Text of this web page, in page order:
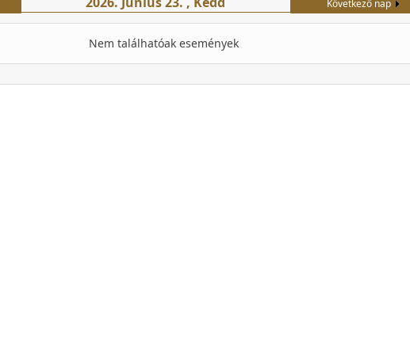
Következő nap
Nem találhatóak események